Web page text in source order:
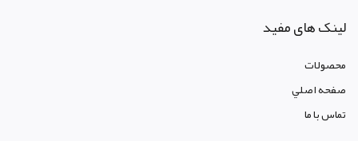
لینک های مفید
محصولات
صفحه اصلي
تماس با ما